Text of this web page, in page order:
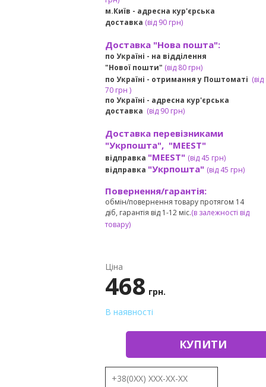
м.Київ - адресна кур'єрська
доставка (від90 грн)
Доставка "Нова пошта":
по Україні - на відділення
"Нової пошти" (від 80 грн)
по Україні - отримання у Поштоматі (від
70 грн )
по Україні - адресна кур'єрська
доставка (від90 грн)
Доставка перевізниками
"Укрпошта", "MEEST"
відправка "MEEST" (від 45 грн)
відправка "Укрпошта" (від 45 грн)
Повернення/гарантія:
обмін/повернення товару протягом 14
діб, гарантія від 1-12 міс.(в залежності від
товару)
Ціна
468 грн.
В наявності
КУПИТИ